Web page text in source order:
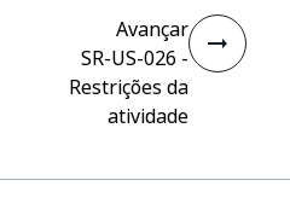
Avançar
SR-US-026 -
Restrições da
atividade